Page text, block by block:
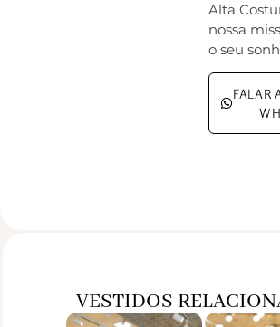
Alta
nossa
o seu
FALAR
VESTIDOS